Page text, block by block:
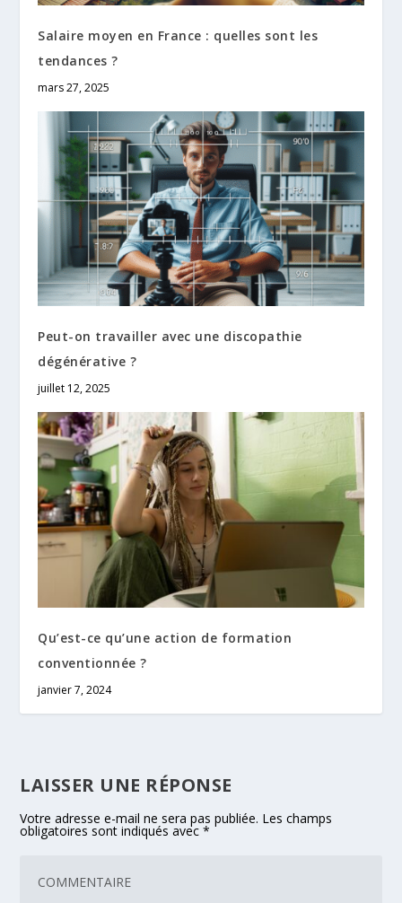
Salaire moyen en France : quelles sont les
tendances ?
mars 27, 2025
Peut-on travailler avec une discopathie
dégénérative ?
juillet 12, 2025
Qu’est-ce qu’une action de formation
conventionnée ?
janvier 7, 2024
LAISSER UNE RÉPONSE
Votre adresse e-mail ne sera pas publiée. Les champs
obligatoires sont indiqués avec*